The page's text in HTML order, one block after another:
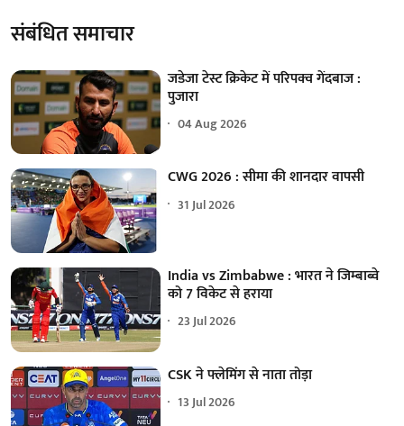
संबंधित समाचार
जडेजा टेस्ट क्रिकेट में परिपक्व गेंदबाज :
पुजारा
04 Aug 2026
CWG 2026 : सीमा की शानदार वापसी
31 Jul 2026
India vs Zimbabwe : भारत ने जिम्बाब्वे
को 7 विकेट से हराया
23 Jul 2026
CSK ने फ्लेमिंग से नाता तोड़ा
13 Jul 2026